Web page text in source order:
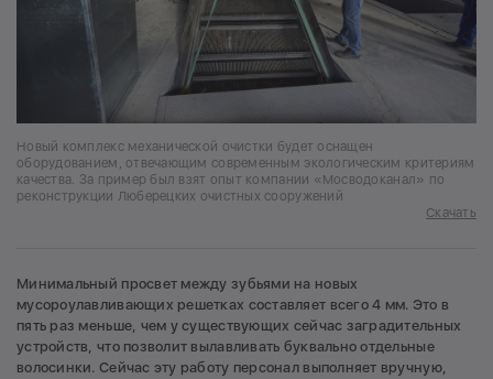
Новый комплекс механической очистки будет оснащен
оборудованием, отвечающим современным экологическим критериям
качества. За пример был взят опыт компании «Мосводоканал» по
реконструкции Люберецких очистных сооружений
Скачать
Минимальный просвет между зубьями на новых
мусороулавливающих решетках составляет всего 4 мм. Это в
пять раз меньше, чем у существующих сейчас заградительных
устройств, что позволит вылавливать буквально отдельные
волосинки. Сейчас эту работу персонал выполняет вручную,